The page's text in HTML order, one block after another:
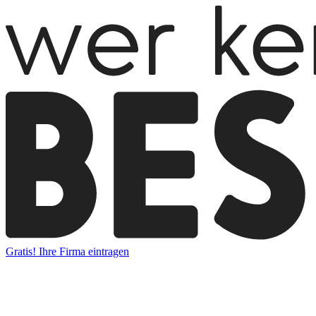
Gratis! Ihre Firma eintragen